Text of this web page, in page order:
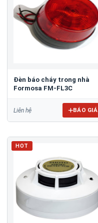
Đèn báo cháy trong nhà
Formosa FM-FL3C
Liên hệ BÁO GIÁ
HOT